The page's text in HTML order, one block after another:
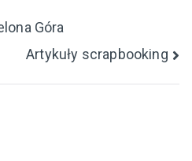
Góra
Artykuły scrapbooking